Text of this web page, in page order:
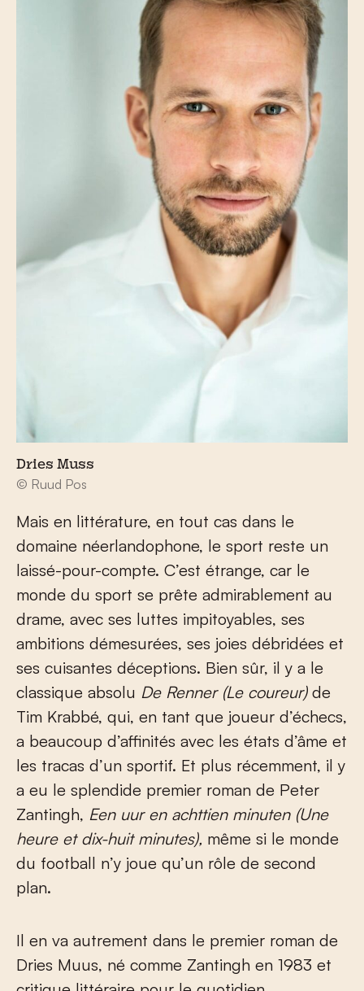
Dries Muss
© Ruud Pos
Mais en littérature, en tout cas dans le
domaine néerlandophone, le sport reste un
laissé-pour-compte. C’est étrange, car le
monde du sport se prête admirablement au
drame, avec ses luttes impitoyables, ses
ambitions démesurées, ses joies débridées et
ses cuisantes déceptions. Bien sûr, il y a le
classique absolu De Renner (Le coureur) de
Tim Krabbé, qui, en tant que joueur d’échecs,
a beaucoup d’affinités avec les états d’âme et
les tracas d’un sportif. Et plus récemment, il y
a eu le splendide premier roman de Peter
Zantingh, Een uur en achttien minuten (Une
heure et dix-huit minutes), même si le monde
du football n’y joue qu’un rôle de second
plan.
Il en va autrement dans le premier roman de
Dries Muus, né comme Zantingh en 1983 et